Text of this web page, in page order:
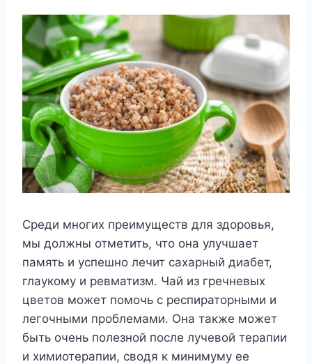
Среди многих преимуществ для здоровья,
мы должны отметить, что она улучшает
память и успешно лечит сахарный диабет,
глаукому и ревматизм. Чай из гречневых
цветов может помочь с респираторными и
легочными проблемами. Она также может
быть очень полезной после лучевой терапии
и химиотерапии, сводя к минимуму ее